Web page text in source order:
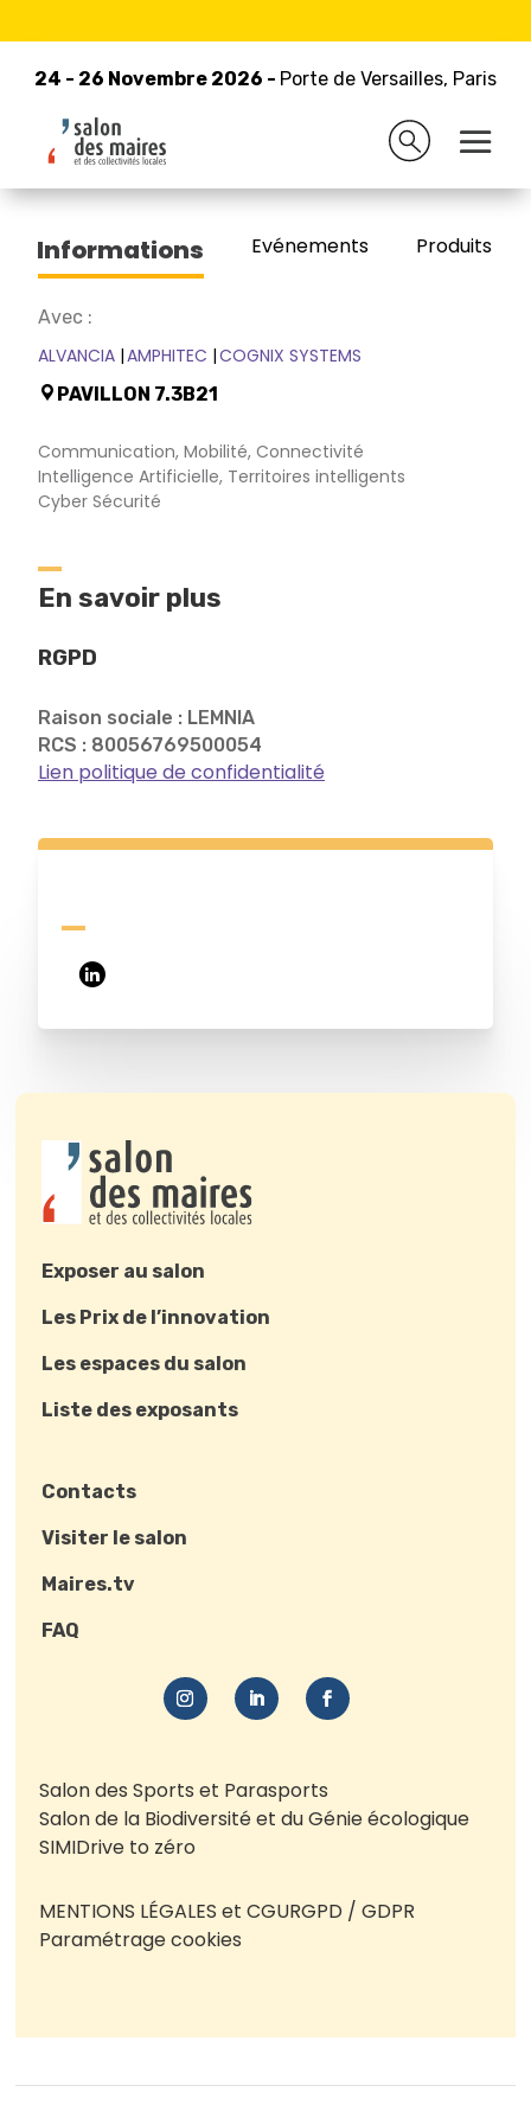
24 - 26 Novembre 2026 - Porte de Versailles, Paris
24 - 26 Novembre 2026 - Porte de Versailles, Paris
Retour à la liste des exposants
LEMNIA
Informations Evénements Produits/
Avec :
ALVANCIA AMPHITEC COGNIX SYSTEMS
PAVILLON 7.3B21
Communication, Mobilité, Connectivité
Intelligence Artificielle, Territoires intelligents
Cyber Sécurité
En savoir plus
RGPD
Raison sociale : LEMNIA
RCS : 80056769500054
Lien politique de confidentialité
Exposer au salon
Les Prix de l’innovation
Les espaces du salon
Liste des exposants
Contacts
Visiter le salon
Maires.tv
FAQ
Salon des Sports et Parasports
Salon de la Biodiversité et du Génie écologique
SIMIDrive to zéro
MENTIONS LÉGALES et CGURGPD / GDPR
Paramétrage cookies